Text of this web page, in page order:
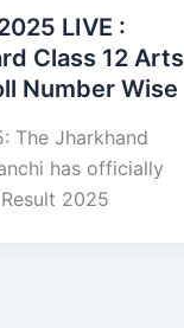
LIVE :
Class 12 Arts
Number Wise
The Jharkhand
has officially
2025